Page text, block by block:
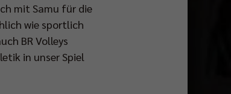
mit Samu für die
wie sportlich
BR Volleys
in unser Spiel